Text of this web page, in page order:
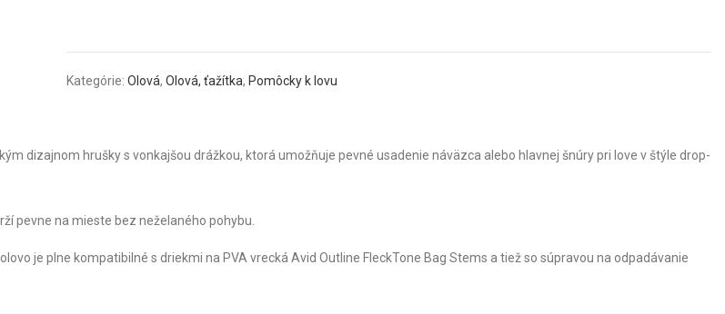
Kategórie: Olová, Olová, ťažítka, Pomôcky k lovu
dizajnom hrušky s vonkajšou drážkou, ktorá umožňuje pevné usadenie náväzca alebo hlavnej šnúry pri love v štýle drop-
pevne na mieste bez neželaného pohybu.
je plne kompatibilné s driekmi na PVA vrecká Avid Outline FleckTone Bag Stems a tiež so súpravou na odpadávanie